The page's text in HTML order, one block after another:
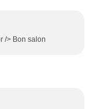
/> Bon salon